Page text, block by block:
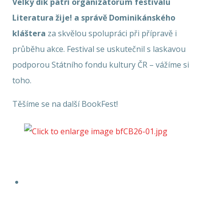
Velký dík patří organizátorům festivalu
Literatura žije! a správě Dominikánského
kláštera za skvělou spolupráci při přípravě i
průběhu akce. Festival se uskutečnil s laskavou
podporou Státního fondu kultury ČR – vážíme si
toho.
Těšíme se na další BookFest!